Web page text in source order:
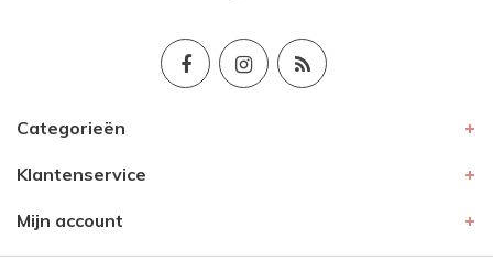
Categorieën
Klantenservice
Mijn account